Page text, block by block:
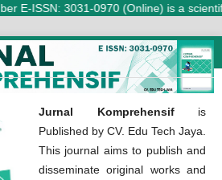
3031-0970 (Online) is a scientific
Jurnal Komprehensif is
Published by CV. Edu Tech Jaya.
This journal aims to publish and
disseminate original works and